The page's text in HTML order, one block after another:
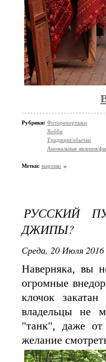
Рубрики: Фоторепортажи
Хобби
Традиции/обычаи
Аномальные явления/
Метки: марокко
РУССКИЙ
ДЖИПЫ?
Среда, 20 Июля
Наверняка, вы
огромные
клочок
владельцы не
"танк", даже от
желание